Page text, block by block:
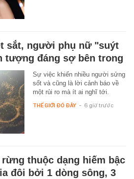
sắt, người phụ nữ "suýt
tượng đáng sợ bên trong
Sự việc khiến nhiều người sửng
sốt và cũng là lời cảnh báo về
một rủi ro mà ít ai nghĩ tới.
THẾ GIỚI ĐÓ ĐÂY - 6 giờ trước
thuộc dạng hiếm bậc
đôi bởi 1 dòng sông, 3